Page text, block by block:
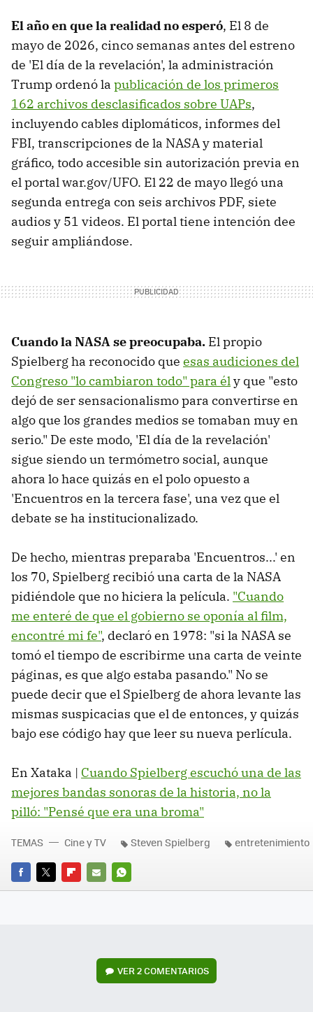
El año en que la realidad no esperó, El 8 de
mayo de 2026, cinco semanas antes del estreno
de 'El día de la revelación', la administración
Trump ordenó la publicación de los primeros
162 archivos desclasificados sobre UAPs,
incluyendo cables diplomáticos, informes del
FBI, transcripciones de la NASA y material
gráfico, todo accesible sin autorización previa en
el portal war.gov/UFO. El 22 de mayo llegó una
segunda entrega con seis archivos PDF, siete
audios y 51 videos. El portal tiene intención dee
seguir ampliándose.
Cuando la NASA se preocupaba. El propio
Spielberg ha reconocido que esas audiciones del
Congreso "lo cambiaron todo" para ély que "esto
dejó de ser sensacionalismo para convertirse en
algo que los grandes medios se tomaban muy en
serio." De este modo, 'El día de la revelación'
sigue siendo un termómetro social, aunque
ahora lo hace quizás en el polo opuesto a
'Encuentros en la tercera fase', una vez que el
debate se ha institucionalizado.
De hecho, mientras preparaba 'Encuentros...' en
los 70, Spielberg recibió una carta de la NASA
pidiéndole que no hiciera la película. "Cuando
me enteré de que el gobierno se oponía al film,
encontré mi fe", declaró en 1978: "si la NASA se
tomó el tiempo de escribirme una carta de veinte
páginas, es que algo estaba pasando." No se
puede decir que el Spielberg de ahora levante las
mismas suspicacias que el de entonces, y quizás
bajo ese código hay que leer su nueva perlícula.
En Xataka | Cuando Spielberg escuchó una de las
mejores bandas sonoras de la historia, no la
pilló: "Pensé que era una broma"
FACEBOOK
TWITTERFLIPBOARD
E-
WHATSAPP
TEMAS Cine y TV Steven Spielberg entretenimiento
VER2 COMENTARIOS